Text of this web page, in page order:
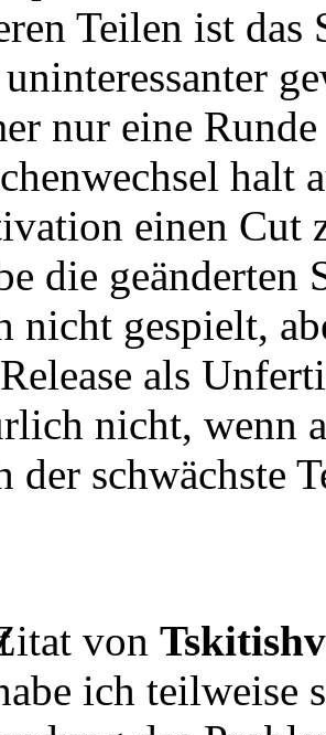
Teilen ist das
nur eine
halt
einen Cut
die geänderten
nicht gespielt,
als
nicht, wenn
der schwächste
von
ich teilweise